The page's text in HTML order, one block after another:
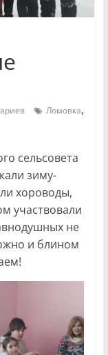
Ломовка,
сельсовета
зиму-
хороводы,
участвовали
не
и блином